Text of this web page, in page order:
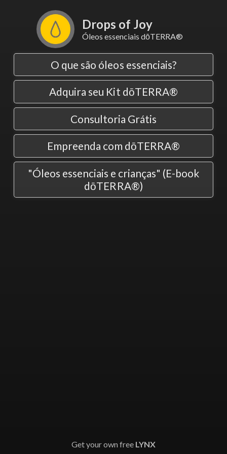
Drops of Joy
Óleos essenciais dōTERRA®
O que são óleos essenciais?
Adquira seu Kit dōTERRA®
Consultoria Grátis
Empreenda com dōTERRA®
"Óleos essenciais e crianças" (E-book
dōTERRA®)
Get your own free LYNX